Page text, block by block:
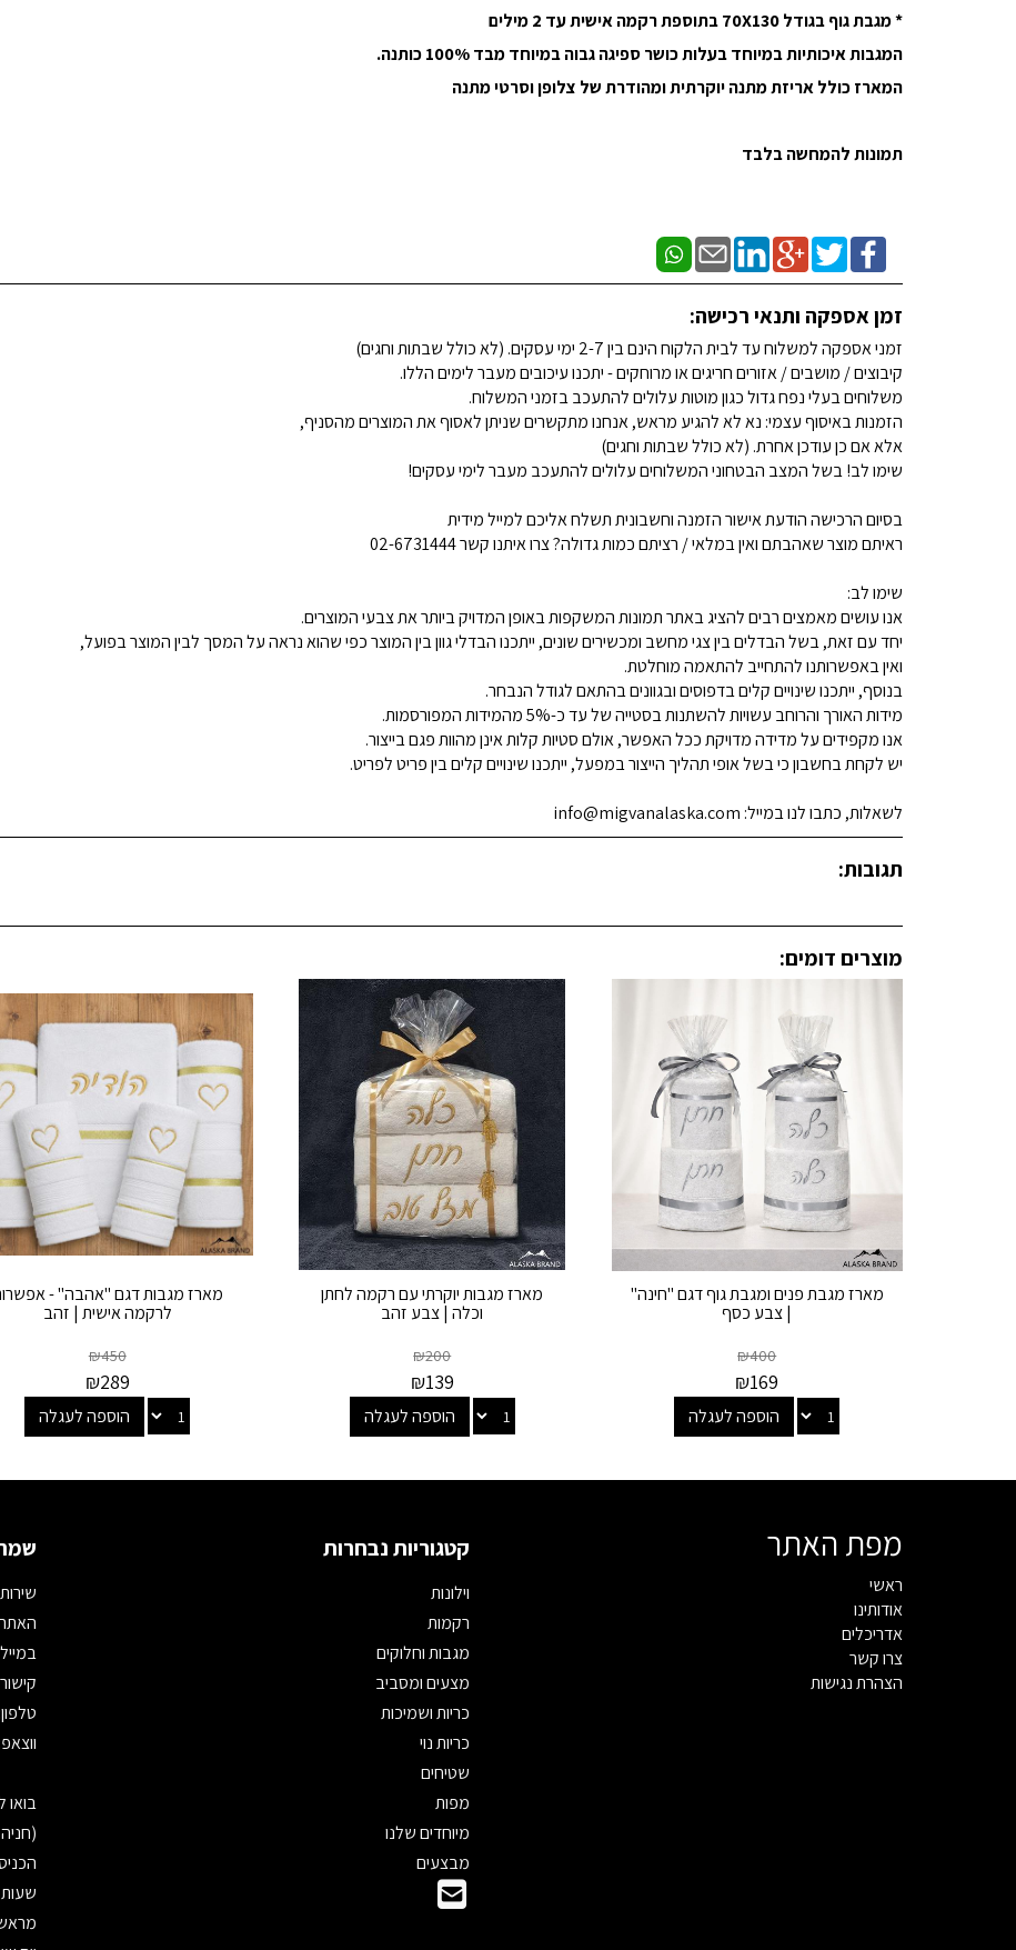
* מגבת גוף בגודל 70X130 בתוספת רקמה אישית עד 2 מילים
המגבות איכותיות במיוחד בעלות כושר ספיגה גבוה במיוחד מבד 100% כותנה.
המארז כולל אריזת מתנה יוקרתית ומהודרת של צלופן וסרטי מתנה
תמונות להמחשה בלבד
זמן אספקה ותנאי רכישה:
זמני אספקה למשלוח עד לבית הלקוח הינם בין 2-7 ימי עסקים. (לא כולל שבתות וחגים)
קיבוצים / מושבים / אזורים חריגים או מרוחקים - יתכנו עיכובים מעבר לימים הללו.
משלוחים בעלי נפח גדול כגון מוטות עלולים להתעכב בזמני המשלוח.
הזמנות באיסוף עצמי: נא לא להגיע מראש, אנחנו מתקשרים שניתן לאסוף את המוצרים מהסניף,
אלא אם כן עודכן אחרת. (לא כולל שבתות וחגים)
שימו לב! בשל המצב הבטחוני המשלוחים עלולים להתעכב מעבר לימי עסקים!
בסיום הרכישה הודעת אישור הזמנה וחשבונית תשלח אליכם למייל מידית
ראיתם מוצר שאהבתם ואין במלאי / רציתם כמות גדולה? צרו איתנו קשר 02-6731444
שימו לב:
אנו עושים מאמצים רבים להציג באתר תמונות המשקפות באופן המדויק ביותר את צבעי המוצרים.
יחד עם זאת, בשל הבדלים בין צגי מחשב ומכשירים שונים, ייתכנו הבדלי גוון בין המוצר כפי שהוא נראה על המסך לבין המוצר בפועל,
ואין באפשרותנו להתחייב להתאמה מוחלטת.
בנוסף, ייתכנו שינויים קלים בדפוסים ובגוונים בהתאם לגודל הנבחר.
מידות האורך והרוחב עשויות להשתנות בסטייה של עד כ-5% מהמידות המפורסמות.
אנו מקפידים על מדידה מדויקת ככל האפשר, אולם סטיות קלות אינן מהוות פגם בייצור.
יש לקחת בחשבון כי בשל אופי תהליך הייצור במפעל, ייתכנו שינויים קלים בין פריט לפריט.
לשאלות, כתבו לנו במייל: info@migvanalaska.com
תגובות:
מוצרים דומים:
מארז מגבת פנים ומגבת גוף דגם "חינה"
| צבע כסף
₪400
₪169
הוספה לעגלה
מארז מגבות יוקרתי עם רקמה לחתן
וכלה | צבע זהב
₪200
₪139
הוספה לעגלה
מארז מגבות דגם "אהבה" -
לרקמה אישית | זהב
₪450
₪289
הוספה לעגלה
מפת האתר
ראשי
אודותינו
אדריכלים
צרו קשר
הצהרת נגישות
קטגוריות נבחרות
וילונות
רקמות
מגבות וחלוקים
מצעים ומסביב
כריות ושמיכות
כריות נוי
שטיחים
מפות
מיוחדים שלנו
מבצעים
טלפון: 02-673-1444
ווצאפ: 055-339-0255
מראשון